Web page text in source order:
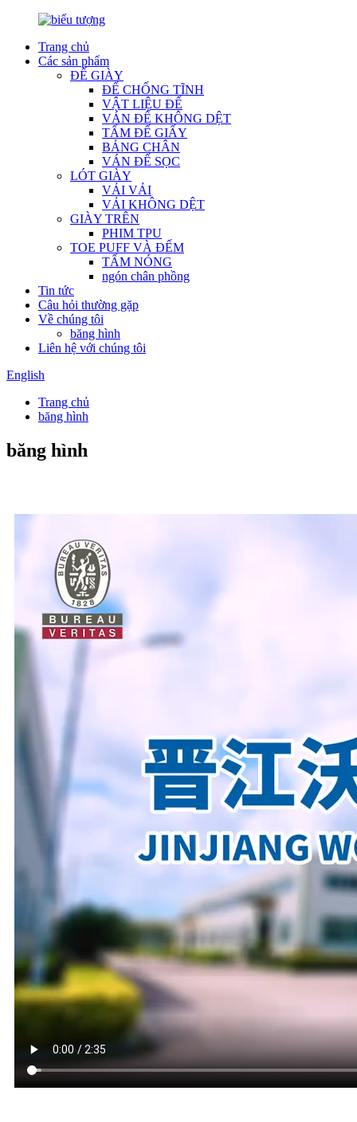
Trang chủ
Các sản phẩm
ĐẾ GIÀY
ĐẾ CHỐNG TĨNH
VẬT LIỆU ĐẾ
VÁN ĐẾ KHÔNG DỆT
TẤM ĐẾ GIẤY
BẢNG CHÂN
VÁN ĐẾ SỌC
LÓT GIÀY
VẢI VẢI
VẢI KHÔNG DỆT
GIÀY TRÊN
PHIM TPU
TOE PUFF VÀ ĐẾM
TẤM NÓNG
ngón chân phồng
Tin tức
Câu hỏi thường gặp
Về chúng tôi
băng hình
Liên hệ với chúng tôi
English
Trang chủ
băng hình
băng hình